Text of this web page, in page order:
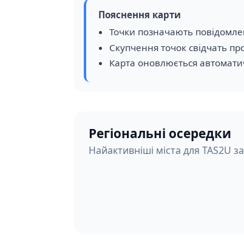
Пояснення карти
Точки позначають
Скупчення точок свідчать
Карта оновлюється
Регіональні осередки
Найактивніші міста для TAS2U